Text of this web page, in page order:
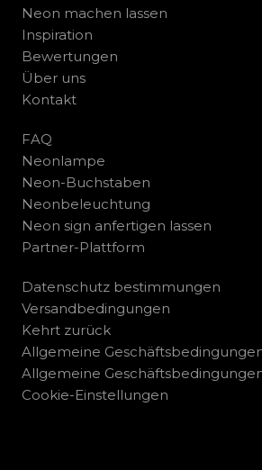
Neon machen lassen
Inspiration
Bewertungen
Über uns
Kontakt
FAQ
Neonlampe
Neon-Buchstaben
Neonbeleuchtung
Neon sign anfertigen lassen
Partner-Plattform
Datenschutz bestimmungen
Versandbedingungen
Kehrt zurück
Allgemeine
Allgemeine
Cookie-Einstellungen